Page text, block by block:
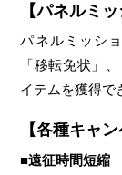
【パネルミッ
パネルミッシ
「移転免状」
イテムを獲得で
【各種キャン
■遠征時間短縮